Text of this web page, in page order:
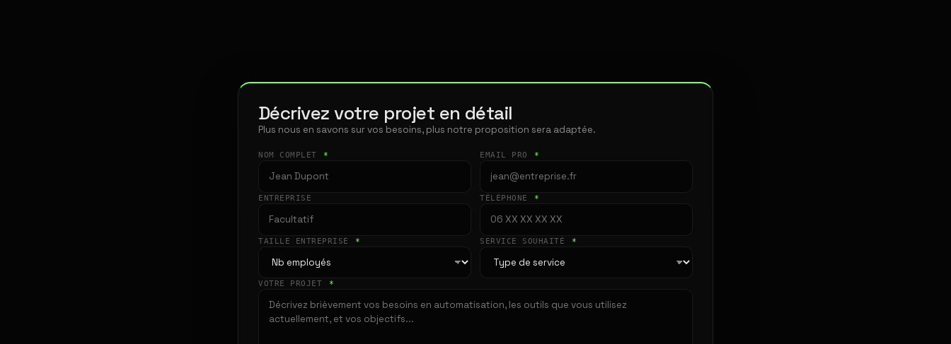
Décrivez votre projet en détail
Plus nous en savons sur vos besoins, plus notre proposition sera adaptée.
NOM COMPLET * EMAIL PRO *
ENTREPRISE TÉLÉPHONE *
TAILLE ENTREPRISE * SERVICE SOUHAITÉ *
VOTRE PROJET *